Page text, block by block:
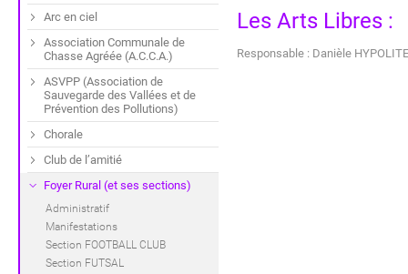
Les Arts Libres :
Responsable : Danièle
Arc en ciel
Association Communale de
Chasse Agréée (A.C.C.A.)
ASVPP (Association de
Sauvegarde des Vallées et de
Prévention des Pollutions)
Chorale
Club de l’amitié
Foyer Rural (et ses sections)
Administratif
Manifestations
Section FOOTBALL CLUB
Section FUTSAL